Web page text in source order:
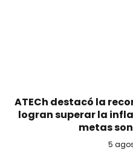
ATECh destacó la
logran superar la
metas
5